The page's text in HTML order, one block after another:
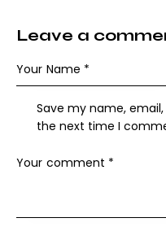
Leave a
Save my name,
the next time I